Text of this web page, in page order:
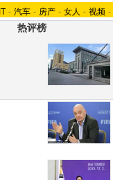
IT - 汽车 - 房产 - 女人 - 视频 -
热评榜